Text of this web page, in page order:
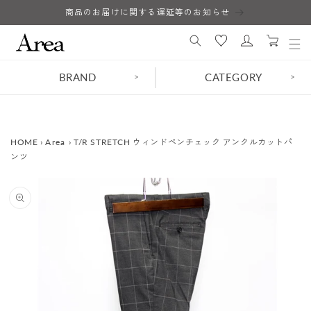
進む
商品のお届けに関する遅延等のお知らせ
ロ
イ
カ
ー
BRAND > CATEGORY >
HOME › Area › T/R STRETCH ウィンドペンチェック アンクルカットパ
ンツ